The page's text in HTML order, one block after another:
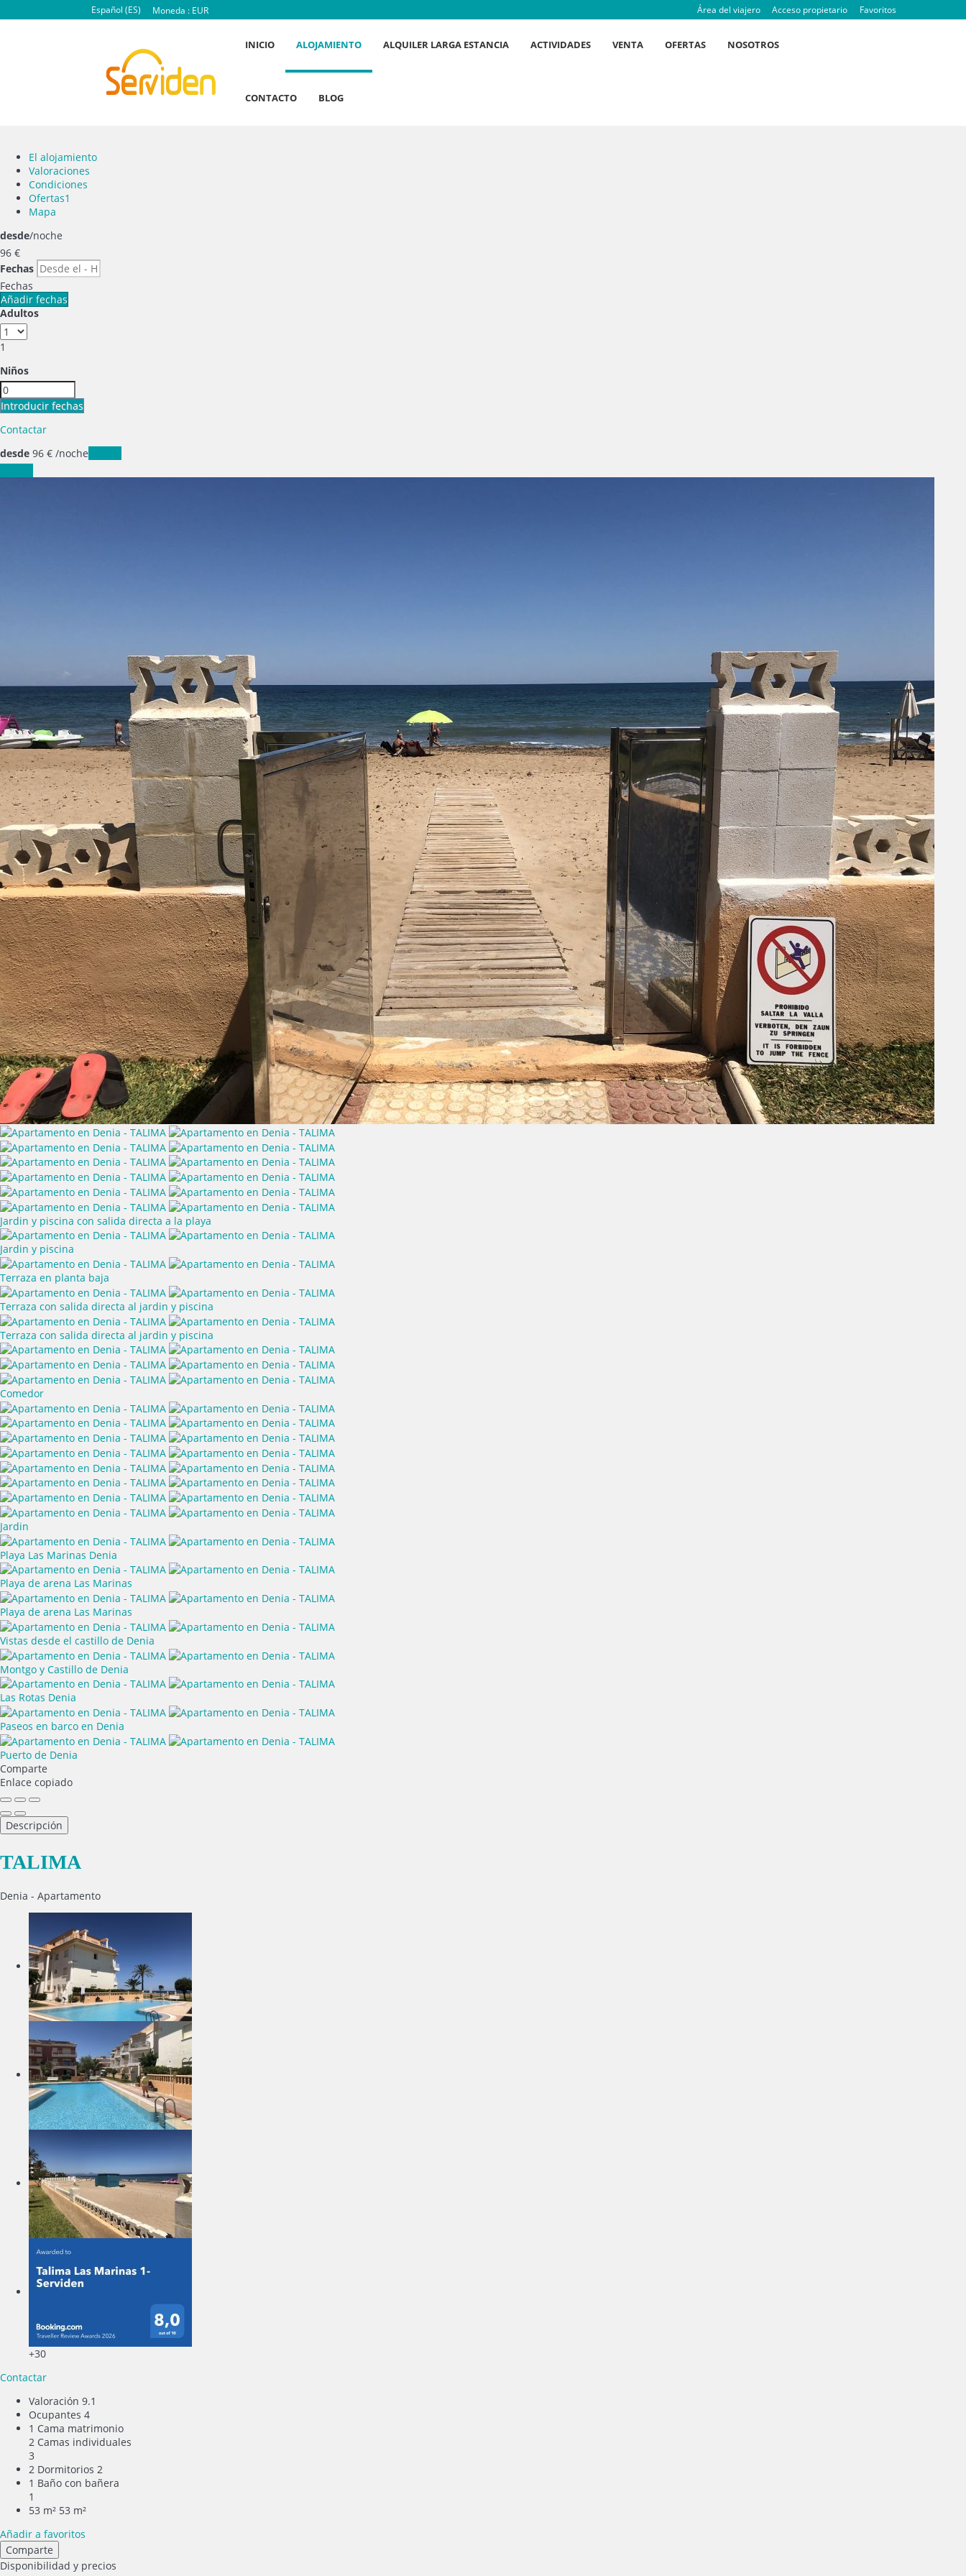
Español (ES) Moneda : EUR Favoritos
Acceso propietario
Área del viajero
INICIO ALOJAMIENTO ALQUILER LARGA ESTANCIA ACTIVIDADES VENTA OFERTAS NOSOTROS
CONTACTO BLOG
El alojamiento
Valoraciones
Condiciones
Ofertas1
Mapa
desde/noche
96 €
Fechas
Fechas
Añadir fechas
Adultos
1
Niños
Introducir fechas
Contactar
desde 96 € /noche
Jardin y piscina con salida directa a la playa
Jardin y piscina
Terraza en planta baja
Terraza con salida directa al jardin y piscina
Terraza con salida directa al jardin y piscina
Comedor
Jardin
Playa Las Marinas Denia
Playa de arena Las Marinas
Playa de arena Las Marinas
Vistas desde el castillo de Denia
Montgo y Castillo de Denia
Las Rotas Denia
Paseos en barco en Denia
Puerto de Denia
Comparte
Enlace copiado
Descripción
TALIMA
Denia - Apartamento
+30
Contactar
Valoración 9.1
Ocupantes 4
1 Cama matrimonio
2 Camas individuales
3
2 Dormitorios 2
1 Baño con bañera
1
53 m² 53 m²
Añadir a favoritos
Comparte
Disponibilidad y precios